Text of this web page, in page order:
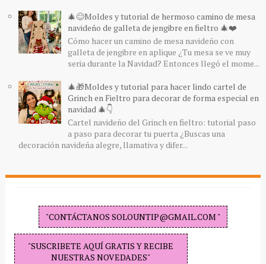
🎄😊Moldes y tutorial de hermoso camino de mesa
navideño de galleta de jengibre en fieltro 🎄❤️
Cómo hacer un camino de mesa navideño con
galleta de jengibre en aplique ¿Tu mesa se ve muy
seria durante la Navidad? Entonces llegó el mome...
🎄🎁Moldes y tutorial para hacer lindo cartel de
Grinch en Fieltro para decorar de forma especial en
navidad 🎄👇
Cartel navideño del Grinch en fieltro: tutorial paso
a paso para decorar tu puerta ¿Buscas una
decoración navideña alegre, llamativa y difer...
"CONTÁCTANOS SOLOUNTIP@GMAIL.COM "
"SUSCRIBETE AQUÍ GRATIS Y RECIBE
NUESTRAS NOVEDADES"